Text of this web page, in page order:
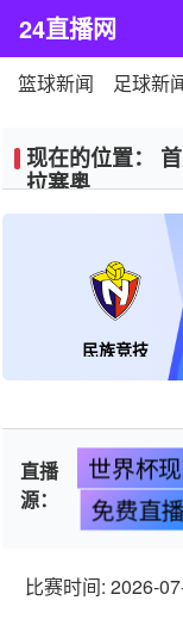
24直播网
篮球新闻 足球新
现在的位置：
拉塞奥
民族竞技
直播
源：
世界杯
免费直播
比赛时间: 2026-